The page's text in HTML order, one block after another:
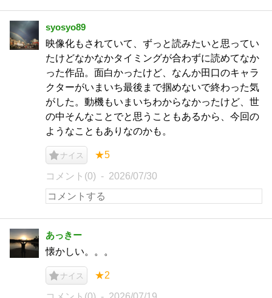
syosyo89
映像化もされていて、ずっと読みたいと思ってい
たけどなかなかタイミングが合わずに読めてなか
った作品。面白かったけど、なんか田口のキャラ
クターがいまいち最後まで掴めないで終わった気
がした。動機もいまいちわからなかったけど、世
の中そんなことでと思うこともあるから、今回の
ようなこともありなのかも。
ナイス ★5
コメント(0) 2026/07/30
あっきー
懐かしい。。。
ナイス ★2